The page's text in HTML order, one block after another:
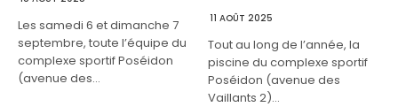
Les samedi 6 et dimanche 7
septembre, toute l’équipe du
complexe sportif Poséidon
(avenue des…
11 AOÛT 2025
Tout au long de l’année, la
piscine du complexe sportif
Poséidon (avenue des
Vaillants 2)…